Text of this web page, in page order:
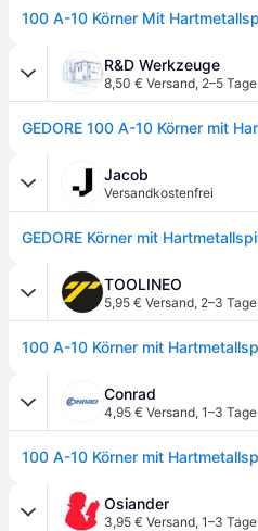
R&D Werkzeuge
8,50 € Versand, 2–5 Tage
Jacob
Versandkostenfrei
TOOLINEO
5,95 € Versand, 2–3 Tage
Conrad
4,95 € Versand, 1–3 Tage
Osiander
3,95 € Versand, 1–3 Tage